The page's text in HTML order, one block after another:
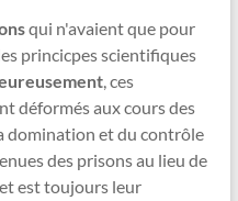
qui n'avaient que pour
princicpes scientifiques
, ces
déformés aux cours des
domination et du contrôle
des prisons au lieu de
est toujours leur